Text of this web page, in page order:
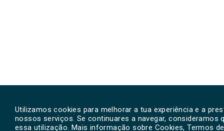
Utilizamos cookies para melhorar a tua experiência e a
nossos serviços. Se continuares a navegar, consideramos
essa utilização. Mais informação sobre Cookies, Termos